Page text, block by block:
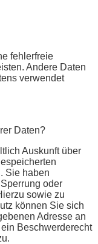
fehlerfreie
Andere Daten
verwendet
Daten?
Auskunft über
Sie haben
oder
sowie zu
können Sie sich
Adresse an
Beschwerderecht